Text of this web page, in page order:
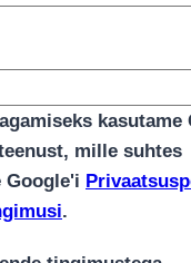
eest lutiketile MAM
soovid
Reset options
kasutame
mille suhtes
Google'i
.